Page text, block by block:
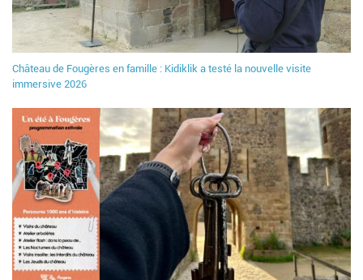
Château de Fougères en famille : Kidiklik a testé la nouvelle visite
immersive 2026